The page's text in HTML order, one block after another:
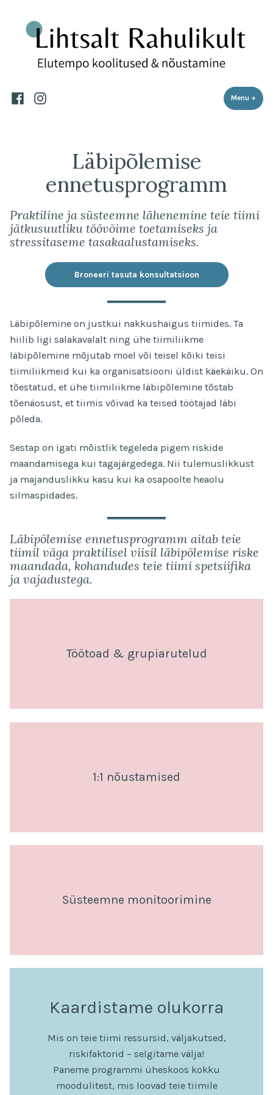
content
Menu +
FacebookInstagram
Läbipõlemise
ennetusprogramm
Praktiline ja süsteemne lähenemine teie tiimi
jätkusuutliku töövõime toetamiseks ja
stressitaseme tasakaalustamiseks.
Broneeri tasuta konsultatsioon
Läbipõlemine on justkui nakkushaigus tiimides. Ta
hiilib ligi salakavalalt ning ühe tiimiliikme
läbipõlemine mõjutab moel või teisel kõiki teisi
tiimiliikmeid kui ka organisatsiooni üldist käekäiku. On
tõestatud, et ühe tiimiliikme läbipõlemine tõstab
tõenäosust, et tiimis võivad ka teised töötajad läbi
põleda.
Sestap on igati mõistlik tegeleda pigem riskide
maandamisega kui tagajärgedega. Nii tulemuslikkust
ja majanduslikku kasu kui ka osapoolte heaolu
silmaspidades.
Läbipõlemise ennetusprogramm aitab teie
tiimil väga praktilisel viisil läbipõlemise riske
maandada, kohandudes teie tiimi spetsiifika
ja vajadustega.
Töötoad & grupiarutelud
1:1 nõustamised
Süsteemne monitoorimine
Kaardistame olukorra
Mis on teie tiimi ressursid, väljakutsed,
riskifaktorid – selgitame välja!
Paneme programmi üheskoos kokku
moodulitest, mis loovad teie tiimile